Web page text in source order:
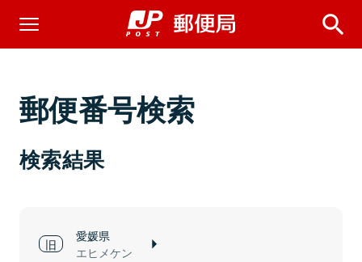
郵便番号検索
検索結果
愛媛県
エヒメケン